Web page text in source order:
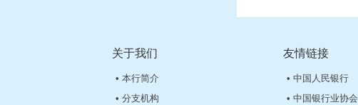
关于我们
• 本行简介
• 分支机构
友情链接
• 中国人民银行
• 中国银行业协会